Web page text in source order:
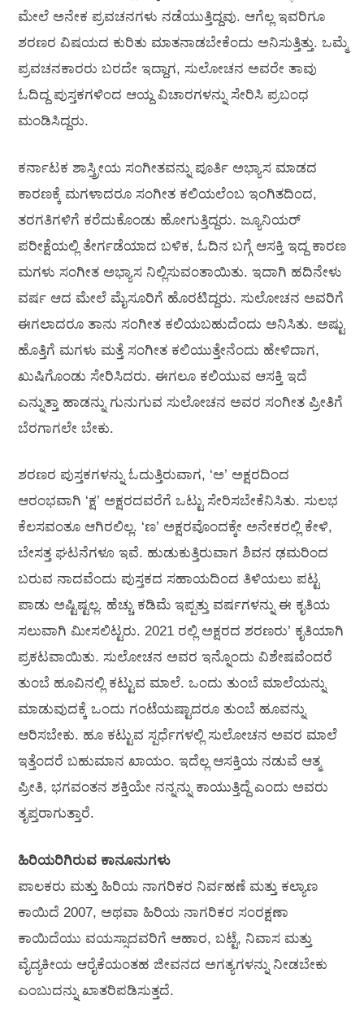
ಮೇಲೆ ಅನೇಕ ಪ್ರವಚನಗಳು ನಡೆಯುತ್ತಿದ್ದವು. ಆಗೆಲ್ಲ ಇವರಿಗೂ
ಶರಣರ ವಿಷಯದ ಕುರಿತು ಮಾತನಾಡಬೇಕೆಂದು ಅನಿಸುತ್ತಿತ್ತು. ಒಮ್ಮೆ
ಪ್ರವಚನಕಾರರು ಬರದೇ ಇದ್ದಾಗ, ಸುಲೋಚನ ಅವರೇ ತಾವು
ಓದಿದ್ದ ಪುಸ್ತಕಗಳಿಂದ ಆಯ್ದ ವಿಚಾರಗಳನ್ನು ಸೇರಿಸಿ ಪ್ರಬಂಧ
ಮಂಡಿಸಿದ್ದರು.
ಕರ್ನಾಟಕ ಶಾಸ್ತ್ರೀಯ ಸಂಗೀತವನ್ನು ಪೂರ್ತಿ ಅಭ್ಯಾಸ ಮಾಡದ
ಕಾರಣಕ್ಕೆ ಮಗಳಾದರೂ ಸಂಗೀತ ಕಲಿಯಲೆಂಬ ಇಂಗಿತದಿಂದ,
ತರಗತಿಗಳಿಗೆ ಕರೆದುಕೊಂಡು ಹೋಗುತ್ತಿದ್ದರು. ಜ್ಯೂನಿಯರ್
ಪರೀಕ್ಷೆಯಲ್ಲಿ ತೇರ್ಗಡೆಯಾದ ಬಳಿಕ, ಓದಿನ ಬಗ್ಗೆ ಆಸಕ್ತಿ ಇದ್ದ ಕಾರಣ
ಮಗಳು ಸಂಗೀತ ಅಭ್ಯಾಸ ನಿಲ್ಲಿಸುವಂತಾಯಿತು. ಇದಾಗಿ ಹದಿನೇಳು
ವರ್ಷ ಆದ ಮೇಲೆ ಮೈಸೂರಿಗೆ ಹೊರಟಿದ್ದರು. ಸುಲೋಚನ ಅವರಿಗೆ
ಈಗಲಾದರೂ ತಾನು ಸಂಗೀತ ಕಲಿಯಬಹುದೆಂದು ಅನಿಸಿತು. ಅಷ್ಟು
ಹೊತ್ತಿಗೆ ಮಗಳು ಮತ್ತೆ ಸಂಗೀತ ಕಲಿಯುತ್ತೇನೆಂದು ಹೇಳಿದಾಗ,
ಖುಷಿಗೊಂಡು ಸೇರಿಸಿದರು. ಈಗಲೂ ಕಲಿಯುವ ಆಸಕ್ತಿ ಇದೆ
ಎನ್ನುತ್ತಾ ಹಾಡನ್ನು ಗುನುಗುವ ಸುಲೋಚನ ಅವರ ಸಂಗೀತ ಪ್ರೀತಿಗೆ
ಬೆರಗಾಗಲೇ ಬೇಕು.
ಶರಣರ ಪುಸ್ತಕಗಳನ್ನು ಓದುತ್ತಿರುವಾಗ, ‘ಅ’ ಅಕ್ಷರದಿಂದ
ಆರಂಭವಾಗಿ ‘ಕ್ಷ’ ಅಕ್ಷರದವರೆಗೆ ಒಟ್ಟು ಸೇರಿಸಬೇಕೆನಿಸಿತು. ಸುಲಭ
ಕೆಲಸವಂತೂ ಆಗಿರಲಿಲ್ಲ. ‘ಣ’ ಅಕ್ಷರವೊಂದಕ್ಕೇ ಅನೇಕರಲ್ಲಿ ಕೇಳಿ,
ಬೇಸತ್ತ ಘಟನೆಗಳೂ ಇವೆ. ಹುಡುಕುತ್ತಿರುವಾಗ ಶಿವನ ಢಮರಿಂದ
ಬರುವ ನಾದವೆಂದು ಪುಸ್ತಕದ ಸಹಾಯದಿಂದ ತಿಳಿಯಲು ಪಟ್ಟ
ಪಾಡು ಅಷ್ಟಿಷ್ಟಲ್ಲ. ಹೆಚ್ಚು ಕಡಿಮೆ ಇಪ್ಪತ್ತು ವರ್ಷಗಳನ್ನು ಈ ಕೃತಿಯ
ಸಲುವಾಗಿ ಮೀಸಲಿಟ್ಟರು. 2021 ರಲ್ಲಿ ಅಕ್ಷರದ ಶರಣರು’ ಕೃತಿಯಾಗಿ
ಪ್ರಕಟವಾಯಿತು. ಸುಲೋಚನ ಅವರ ಇನ್ನೊಂದು ವಿಶೇಷವೆಂದರೆ
ತುಂಬೆ ಹೂವಿನಲ್ಲಿ ಕಟ್ಟುವ ಮಾಲೆ. ಒಂದು ತುಂಬೆ ಮಾಲೆಯನ್ನು
ಮಾಡುವುದಕ್ಕೆ ಒಂದು ಗಂಟೆಯಷ್ಟಾದರೂ ತುಂಬೆ ಹೂವನ್ನು
ಆರಿಸಬೇಕು. ಹೂ ಕಟ್ಟುವ ಸ್ಪರ್ಧೆಗಳಲ್ಲಿ ಸುಲೋಚನ ಅವರ ಮಾಲೆ
ಇತ್ತೆಂದರೆ ಬಹುಮಾನ ಖಾಯಂ. ಇದೆಲ್ಲ ಆಸಕ್ತಿಯ ನಡುವೆ ಆತ್ಮ
ಪ್ರೀತಿ, ಭಗವಂತನ ಶಕ್ತಿಯೇ ನನ್ನನ್ನು ಕಾಯುತ್ತಿದ್ದೆ ಎಂದು ಅವರು
ತೃಪ್ತರಾಗುತ್ತಾರೆ.
ಹಿರಿಯರಿಗಿರುವ ಕಾನೂನುಗಳು
ಪಾಲಕರು ಮತ್ತು ಹಿರಿಯ ನಾಗರಿಕರ ನಿರ್ವಹಣೆ ಮತ್ತು ಕಲ್ಯಾಣ
ಕಾಯಿದೆ 2007, ಅಥವಾ ಹಿರಿಯ ನಾಗರಿಕರ ಸಂರಕ್ಷಣಾ
ಕಾಯಿದೆಯು ವಯಸ್ಸಾದವರಿಗೆ ಆಹಾರ, ಬಟ್ಟೆ, ನಿವಾಸ ಮತ್ತು
ವೈದ್ಯಕೀಯ ಆರೈಕೆಯಂತಹ ಜೀವನದ ಅಗತ್ಯಗಳನ್ನು ನೀಡಬೇಕು
ಎಂಬುದನ್ನು ಖಾತರಿಪಡಿಸುತ್ತದೆ.